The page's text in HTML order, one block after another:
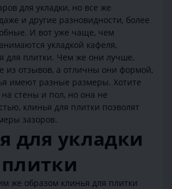
для укладки, но все же
и другие разновидности, более
И вот уже чаще, чем
укладкой кафеля,
для плитки. Чем же они лучше,
из отзывов, а отличны они формой,
имеют разные размеры. Хотите
стены и пол, но она не
клинья для плитки позволят
зазоров.
для укладки
плитки
же образом клинья для плитки